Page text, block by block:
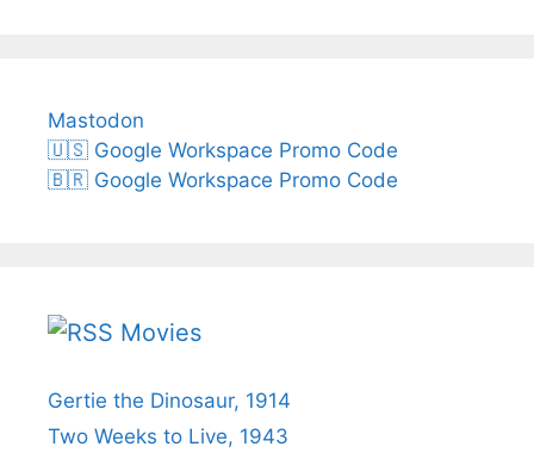
Mastodon
🇺🇸 Google Workspace Promo Code
🇧🇷 Google Workspace Promo Code
Movies
Gertie the Dinosaur, 1914
Two Weeks to Live, 1943